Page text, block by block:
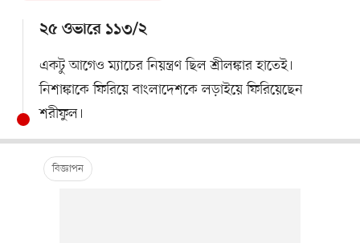
২৫ ওভারে ১১৩/২
একটু আগেও ম্যাচের নিয়ন্ত্রণ ছিল শ্রীলঙ্কার হাতেই।
নিশাঙ্কাকে ফিরিয়ে বাংলাদেশকে লড়াইয়ে ফিরিয়েছেন
শরীফুল।